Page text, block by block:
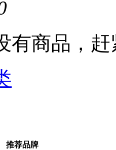
有商品，
推荐品牌